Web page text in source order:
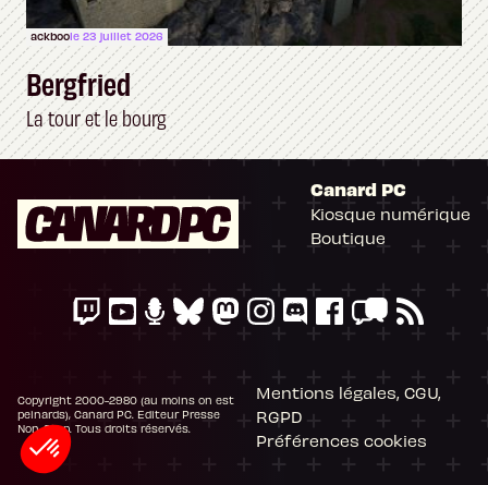
ackboole 23 juillet 2026
Bergfried
La tour et le bourg
Canard PC
Kiosque numérique
Boutique
Copyright 2000-2980 (au moins on est
peinards), Canard PC. Editeur Presse
Non-Stop. Tous droits réservés.
Mentions légales, CGU,
RGPD
Préférences cookies